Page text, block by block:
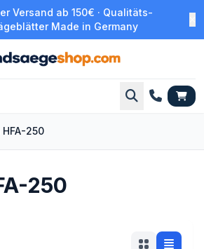
Versand ab 150€ · Qualitäts-
Made in Germany
250
250